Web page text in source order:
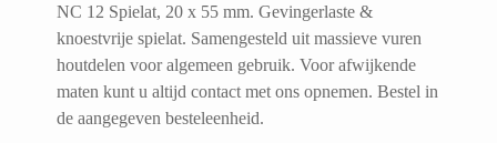
NC 12 Spielat, 20 x 55 mm. Gevingerlaste &
knoestvrije spielat. Samengesteld uit massieve vuren
houtdelen voor algemeen gebruik. Voor afwijkende
maten kunt u altijd contact met ons opnemen. Bestel in
de aangegeven besteleenheid.